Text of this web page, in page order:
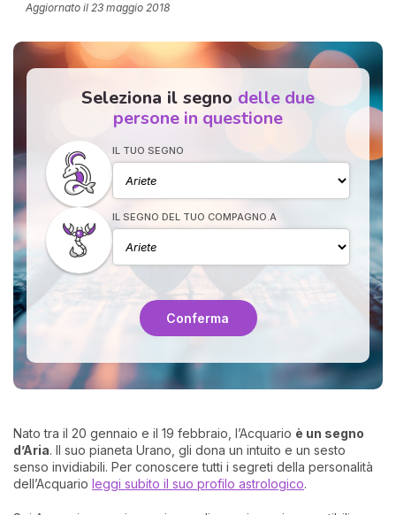
Aggiornato il 23 maggio 2018
Seleziona il segno delle due
persone in questione
IL TUO SEGNO
IL SEGNO DEL TUO COMPAGNO.A
Conferma
Nato tra il 20 gennaio e il 19 febbraio, l’Acquario è un segno
d’Aria. Il suo pianeta Urano, gli dona un intuito e un sesto
senso invidiabili. Per conoscere tutti i segreti della personalità
dell’Acquario leggi subito il suo profilo astrologico.